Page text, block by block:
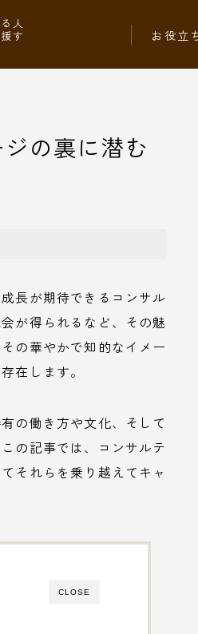
人
す
お役立
の裏に潜む
長が期待できるコンサル
が得られるなど、その魅
の華やかで知的なイメー
在します。
の働き方や文化、そして
の記事では、コンサルテ
それらを乗り越えてキャ
CLOSE